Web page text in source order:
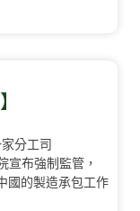
分工司
布強制監管，
國的製造承包工作